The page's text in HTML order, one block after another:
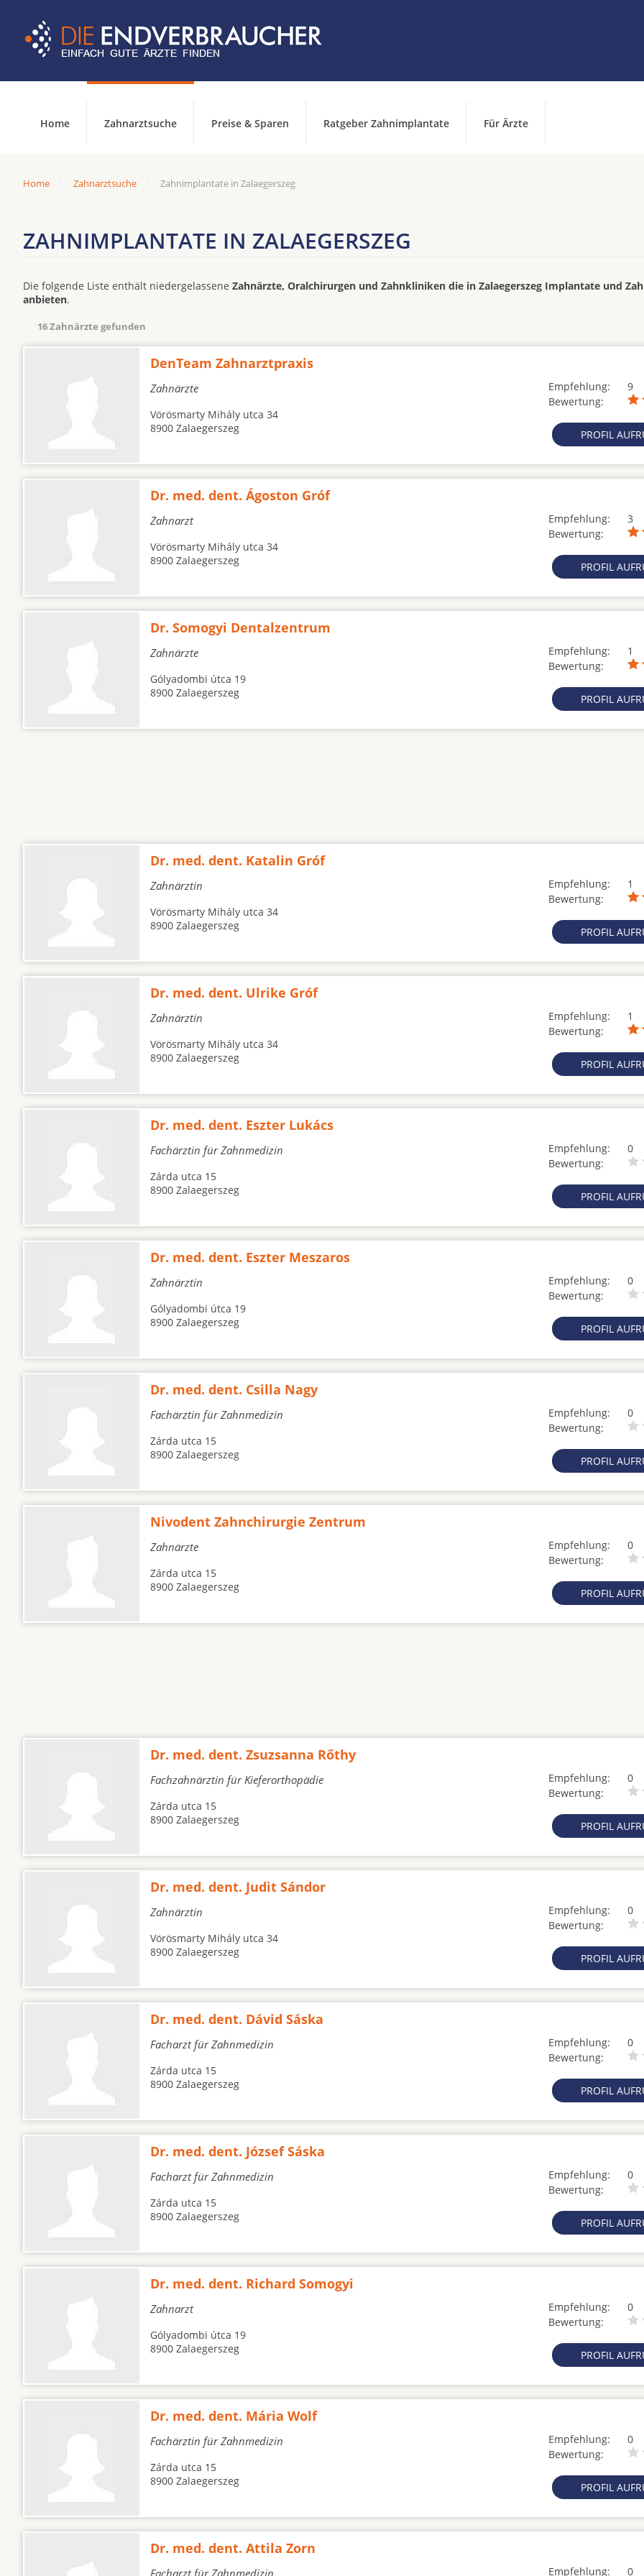
Home Zahnarztsuche Preise & Sparen Ratgeber Zahnimplantate Für Ärzte
Home Zahnarztsuche Zahnimplantate in Zalaegerszeg
ZAHNIMPLANTATE IN ZALAEGERSZEG
Die folgende Liste enthält niedergelassene Zahnärzte, Oralchirurgen und Zahnkliniken die in Zalaegerszeg Implantate und
anbieten.
16 Zahnärzte gefunden
DenTeam Zahnarztpraxis
Zahnärzte Empfehlung:
9
Bewertung:
PROFIL
Vörösmarty Mihály utca 34
8900 Zalaegerszeg
Dr. med. dent. Ágoston Gróf
Zahnarzt Empfehlung:
3
Bewertung:
PROFIL
Vörösmarty Mihály utca 34
8900 Zalaegerszeg
Dr. Somogyi Dentalzentrum
Zahnärzte Empfehlung:
1
Bewertung:
PROFIL
Gólyadombi útca 19
8900 Zalaegerszeg
Dr. med. dent. Katalin Gróf
Zahnärztin Empfehlung:
1
Bewertung:
PROFIL
Vörösmarty Mihály utca 34
8900 Zalaegerszeg
Dr. med. dent. Ulrike Gróf
Zahnärztin Empfehlung:
1
Bewertung:
PROFIL
Vörösmarty Mihály utca 34
8900 Zalaegerszeg
Dr. med. dent. Eszter Lukács
Fachärztin für Zahnmedizin Empfehlung:
0
Bewertung:
PROFIL
Zárda utca 15
8900 Zalaegerszeg
Dr. med. dent. Eszter Meszaros
Zahnärztin Empfehlung:
0
Bewertung:
PROFIL
Gólyadombi útca 19
8900 Zalaegerszeg
Dr. med. dent. Csilla Nagy
Fachärztin für Zahnmedizin Empfehlung:
0
Bewertung:
PROFIL
Zárda utca 15
8900 Zalaegerszeg
Nivodent Zahnchirurgie Zentrum
Zahnärzte Empfehlung:
0
Bewertung:
PROFIL
Zárda utca 15
8900 Zalaegerszeg
Dr. med. dent. Zsuzsanna Rőthy
Fachzahnärztin für Kieferorthopädie Empfehlung:
0
Bewertung:
PROFIL
Zárda utca 15
8900 Zalaegerszeg
Dr. med. dent. Judit Sándor
Zahnärztin Empfehlung:
0
Bewertung:
PROFIL
Vörösmarty Mihály utca 34
8900 Zalaegerszeg
Dr. med. dent. Dávid Sáska
Facharzt für Zahnmedizin Empfehlung:
0
Bewertung:
PROFIL
Zárda utca 15
8900 Zalaegerszeg
Dr. med. dent. József Sáska
Facharzt für Zahnmedizin Empfehlung:
0
Bewertung:
PROFIL
Zárda utca 15
8900 Zalaegerszeg
Dr. med. dent. Richard Somogyi
Zahnarzt Empfehlung:
0
Bewertung:
PROFIL
Gólyadombi útca 19
8900 Zalaegerszeg
Dr. med. dent. Mária Wolf
Fachärztin für Zahnmedizin Empfehlung:
0
Bewertung:
PROFIL
Zárda utca 15
8900 Zalaegerszeg
Dr. med. dent. Attila Zorn
Facharzt für Zahnmedizin Empfehlung: 0